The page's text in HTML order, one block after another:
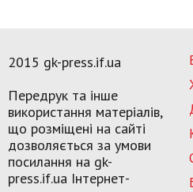
2015 gk-press.if.ua
Передрук та інше
використання матеріалів,
що розміщені на сайті
дозволяється за умови
посилання на gk-
press.if.ua Інтернет-